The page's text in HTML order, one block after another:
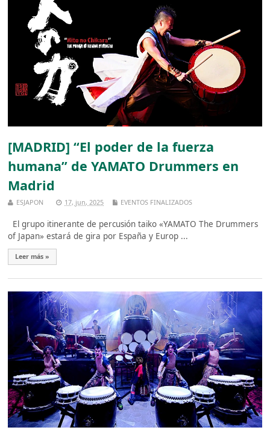
[MADRID] “El poder de la fuerza
humana” de YAMATO Drummers en
Madrid
ESJAPON 17, jun, 2025 EVENTOS FINALIZADOS
El grupo itinerante de percusión taiko «YAMATO The Drummers
of Japan» estará de gira por España y Europ ...
Leer más »